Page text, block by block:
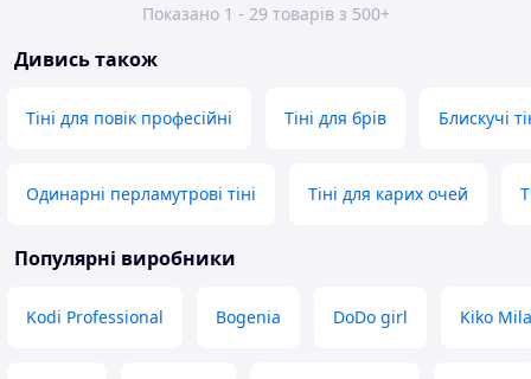
Показано 1 - 29 товарів з 500+
Дивись також
Тіні для повік професійні Тіні для брів Блискучі
Одинарні перламутрові тіні Тіні для карих очей
Популярні виробники
Kodi Professional Bogenia DoDo girl Kiko